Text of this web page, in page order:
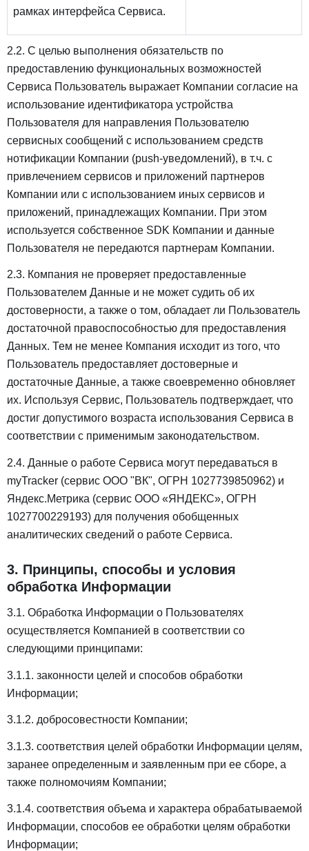
рамках интерфейса Сервиса.
2.2. С целью выполнения обязательств по
предоставлению функциональных возможностей
Сервиса Пользователь выражает Компании согласие на
использование идентификатора устройства
Пользователя для направления Пользователю
сервисных сообщений с использованием средств
нотификации Компании (push-уведомлений), в т.ч. с
привлечением сервисов и приложений партнеров
Компании или с использованием иных сервисов и
приложений, принадлежащих Компании. При этом
используется собственное SDK Компании и данные
Пользователя не передаются партнерам Компании.
2.3. Компания не проверяет предоставленные
Пользователем Данные и не может судить об их
достоверности, а также о том, обладает ли Пользователь
достаточной правоспособностью для предоставления
Данных. Тем не менее Компания исходит из того, что
Пользователь предоставляет достоверные и
достаточные Данные, а также своевременно обновляет
их. Используя Сервис, Пользователь подтверждает, что
достиг допустимого возраста использования Сервиса в
соответствии с применимым законодательством.
2.4. Данные о работе Сервиса могут передаваться в
myTracker (сервис ООО "ВК", ОГРН 1027739850962) и
Яндекс.Метрика (сервис ООО «ЯНДЕКС», ОГРН
1027700229193) для получения обобщенных
аналитических сведений о работе Сервиса.
3. Принципы, способы и условия
обработка Информации
3.1. Обработка Информации о Пользователях
осуществляется Компанией в соответствии со
следующими принципами:
3.1.1. законности целей и способов обработки
Информации;
3.1.2. добросовестности Компании;
3.1.3. соответствия целей обработки Информации целям,
заранее определенным и заявленным при ее сборе, а
также полномочиям Компании;
3.1.4. соответствия объема и характера обрабатываемой
Информации, способов ее обработки целям обработки
Информации;